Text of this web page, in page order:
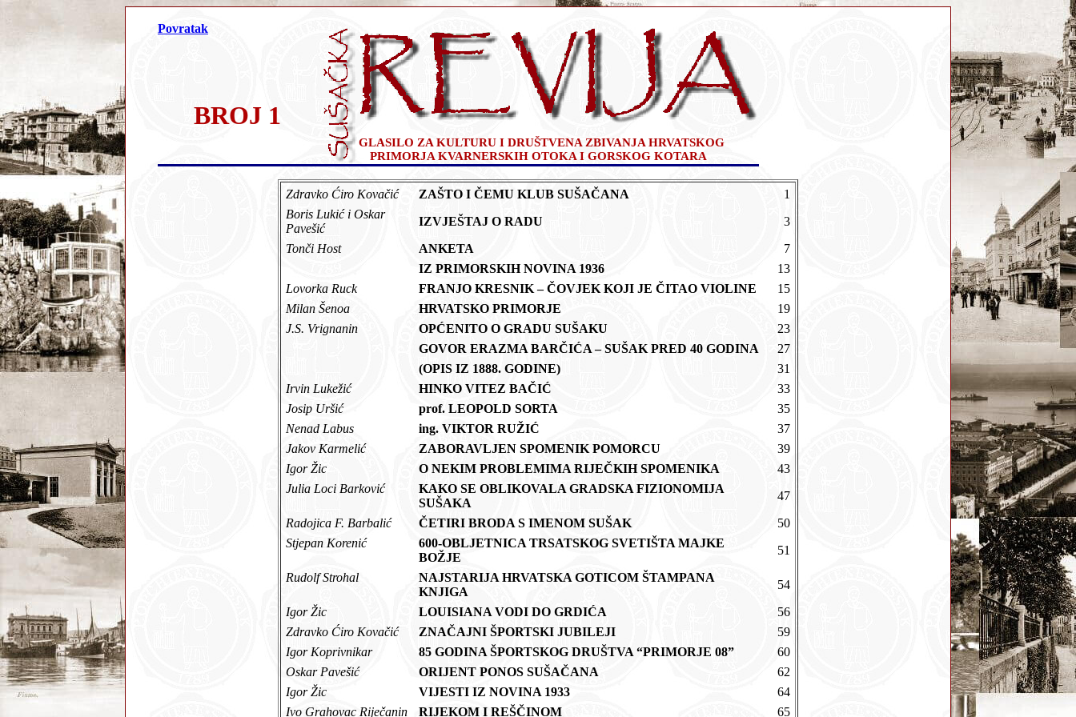
Povratak
GLASILO ZA KULTURU I DRUŠTVENA ZBIVANJA HRVATSKOG
PRIMORJA KVARNERSKIH OTOKA I GORSKOG KOTARA
BROJ 1
Zdravko Ćiro Kovačić ZAŠTO I ČEMU KLUB SUŠAČANA
1
Boris Lukić i Oskar
Pavešić
IZVJEŠTAJ O RADU
3
Tonči Host
ANKETA
7
IZ PRIMORSKIH NOVINA 1936
13
Lovorka Ruck
FRANJO KRESNIK – ČOVJEK KOJI JE ČITAO VIOLINE
15
Milan Šenoa
HRVATSKO PRIMORJE
19
J.S. Vrignanin
OPĆENITO O GRADU SUŠAKU
23
GOVOR ERAZMA BARČIĆA – SUŠAK PRED 40 GODINA
27
(OPIS IZ 1888. GODINE)
31
Irvin Lukežić
HINKO VITEZ BAČIĆ
33
Josip Uršić
prof. LEOPOLD SORTA
35
Nenad Labus
ing. VIKTOR RUŽIĆ
37
Jakov Karmelić
ZABORAVLJEN SPOMENIK POMORCU
39
Igor Žic
O NEKIM PROBLEMIMA RIJEČKIH SPOMENIKA
43
Julia Loci Barković
KAKO SE OBLIKOVALA GRADSKA FIZIONOMIJA
SUŠAKA
47
Radojica F. Barbalić
ČETIRI BRODA S IMENOM SUŠAK
50
Stjepan Korenić
600-OBLJETNICA TRSATSKOG SVETIŠTA MAJKE
BOŽJE
51
Rudolf Strohal
NAJSTARIJA HRVATSKA GOTICOM ŠTAMPANA
KNJIGA
54
Igor Žic
LOUISIANA VODI DO GRDIĆA
56
Zdravko Ćiro Kovačić
ZNAČAJNI ŠPORTSKI JUBILEJI
59
Igor Koprivnikar
85 GODINA ŠPORTSKOG DRUŠTVA “PRIMORJE 08”
60
Oskar Pavešić
ORIJENT PONOS SUŠAČANA
62
Igor Žic
VIJESTI IZ NOVINA 1933
64
Ivo Grahovac Riječanin
RIJEKOM I REŠČINOM 65